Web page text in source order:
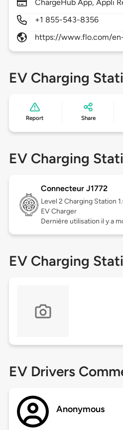
ChargeHub App, Appli
+1 855-543-8356
https://www.flo.com/
EV Charging
Report Share
EV Charging
Connecteur J1772
Level 2 Charging Station
EV Charger
Dernière utilisation il y a
EV Charging
EV Drivers
Anonymous